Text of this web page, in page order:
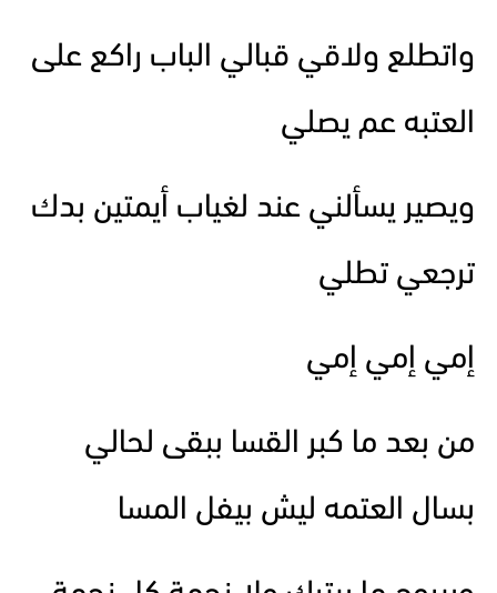
واتطلع ولاقي قبالي الباب راكع على
العتبه عم يصلي
ويصير يسألني عند لغياب أيمتين بدك
ترجعي تطلي
إمي إمي إمي
من بعد ما كبر القسا ببقى لحالي
بسال العتمه ليش بيفل المسا